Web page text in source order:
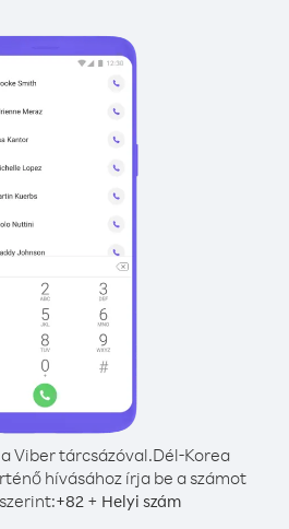
Viber tárcsázóval.Dél-Korea
hívásához írja be a számot
+82 + Helyi szám